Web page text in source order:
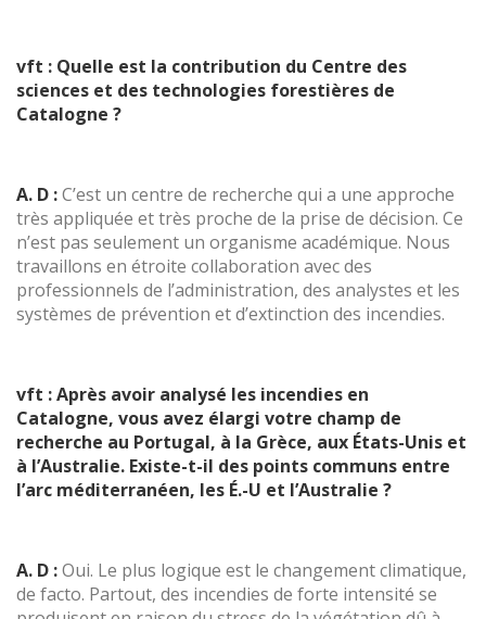
vft : Quelle est la contribution du Centre des
sciences et des technologies forestières de
Catalogne ?
A. D :C’est un centre de recherche qui a une approche
très appliquée et très proche de la prise de décision. Ce
n’est pas seulement un organisme académique. Nous
travaillons en étroite collaboration avec des
professionnels de l’administration, des analystes et les
systèmes de prévention et d’extinction des incendies.
vft : Après avoir analysé les incendies en
Catalogne, vous avez élargi votre champ de
recherche au Portugal, à la Grèce, aux États-Unis et
à l’Australie. Existe-t-il des points communs entre
l’arc méditerranéen, les É.-U et l’Australie ?
A. D :Oui. Le plus logique est le changement climatique,
de facto. Partout, des incendies de forte intensité se